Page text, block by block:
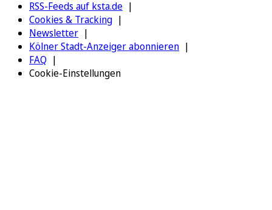
RSS-Feeds auf ksta.de
Cookies & Tracking
Newsletter
Kölner Stadt-Anzeiger abonnieren
FAQ
Cookie-Einstellungen